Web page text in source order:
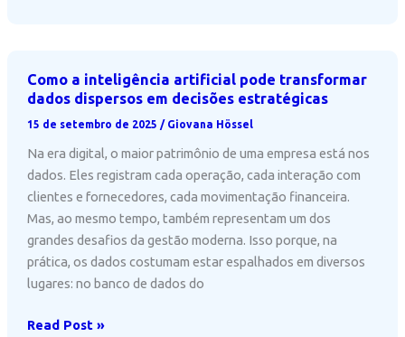
na
Como a inteligência artificial pode transformar
dados dispersos em decisões estratégicas
15 de setembro de 2025 / Giovana Hössel
Na era digital, o maior patrimônio de uma empresa está nos
dados. Eles registram cada operação, cada interação com
clientes e fornecedores, cada movimentação financeira.
Mas, ao mesmo tempo, também representam um dos
grandes desafios da gestão moderna. Isso porque, na
prática, os dados costumam estar espalhados em diversos
lugares: no banco de dados do
Como
Read Post »